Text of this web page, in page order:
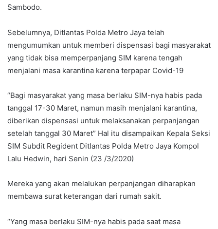
Sambodo.
Sebelumnya, Ditlantas Polda Metro Jaya telah
mengumumkan untuk memberi dispensasi bagi masyarakat
yang tidak bisa memperpanjang SIM karena tengah
menjalani masa karantina karena terpapar Covid-19
“Bagi masyarakat yang masa berlaku SIM-nya habis pada
tanggal 17-30 Maret, namun masih menjalani karantina,
diberikan dispensasi untuk melaksanakan perpanjangan
setelah tanggal 30 Maret” Hal itu disampaikan Kepala Seksi
SIM Subdit Regident Ditlantas Polda Metro Jaya Kompol
Lalu Hedwin, hari Senin (23 /3/2020)
Mereka yang akan melalukan perpanjangan diharapkan
membawa surat keterangan dari rumah sakit.
“Yang masa berlaku SIM-nya habis pada saat masa